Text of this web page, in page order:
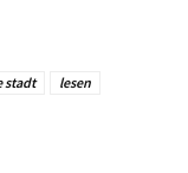
stadt
lesen